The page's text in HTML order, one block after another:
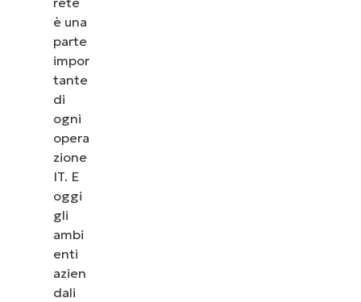
è una
parte
impor
tante
di
ogni
opera
zione
IT. E
oggi
gli
ambi
enti
azien
dali